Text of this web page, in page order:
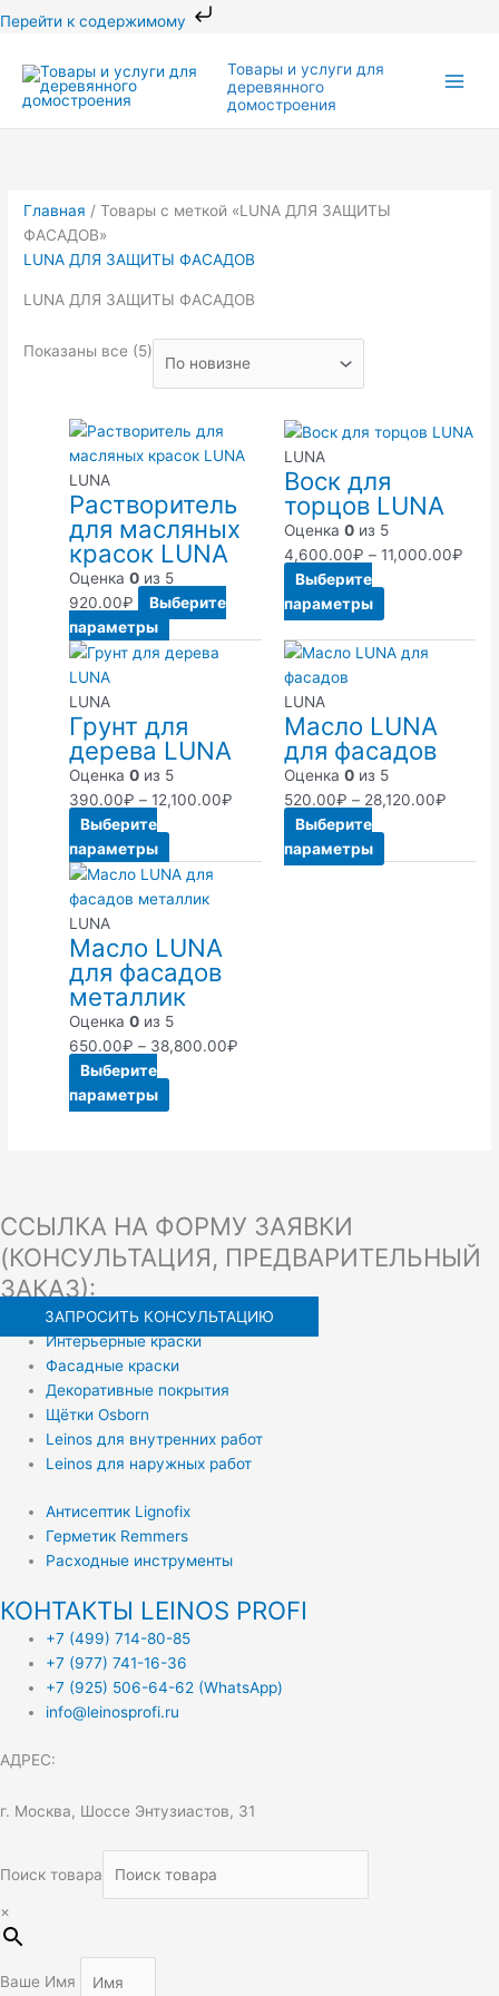
Перейти к содержимому
Товары и услуги для
деревянного
домостроения
Главная / Товары с меткой «LUNA ДЛЯ ЗАЩИТЫ
ФАСАДОВ»
LUNA ДЛЯ ЗАЩИТЫ ФАСАДОВ
LUNA ДЛЯ ЗАЩИТЫ ФАСАДОВ
Показаны все (5)
самые
LUNA
Растворитель
для масляных
красок LUNA
Оценка0 из 5
920.00₽
Выберите
параметры
Этот
товар
несколько
вариаций.
Опции
можно
выбрать
странице
LUNA
Воск для
торцов LUNA
Оценка 0из 5
4,600.00₽ – 11,000.00₽
Выберите
параметры
Этот
имеет
несколько
вариаций.
Опции
на
странице
LUNA
Грунт для
дерева LUNA
Оценка0 из 5
390.00₽ – 12,100.00₽
Диапазон
390.00₽
12,100.00₽
Выберите
параметры
Этот
несколько
вариаций.
Опции
можно
странице
товара.
LUNA
Масло LUNA
для фасадов
Оценка 0из 5
520.00₽ – 28,120.00₽
Выберите
параметры
Этот
несколько
вариаций.
Опции
можно
LUNA
Масло LUNA
для фасадов
металлик
Оценка0 из 5
650.00₽ – 38,800.00₽
Выберите
параметры
Этот
товар
несколько
вариаций.
Опции
можно
выбрать
ССЫЛКА НА ФОРМУ ЗАЯВКИ
(КОНСУЛЬТАЦИЯ, ПРЕДВАРИТЕЛЬНЫЙ
ЗАКАЗ):
ЗАПРОСИТЬ КОНСУЛЬТАЦИЮ
Интерьерные краски
Фасадные краски
Декоративные покрытия
Щётки Osborn
Leinos для внутренних работ
Leinos для наружных работ
Антисептик Lignofix
Герметик Remmers
Расходные инструменты
КОНТАКТЫ LEINOS PROFI
+7 (499) 714-80-85
+7 (977) 741-16-36
+7 (925) 506-64-62 (WhatsApp)
info@leinosprofi.ru
АДРЕС:
г. Москва, Шоссе Энтузиастов, 31
Поиск товара
×
Ваше Имя